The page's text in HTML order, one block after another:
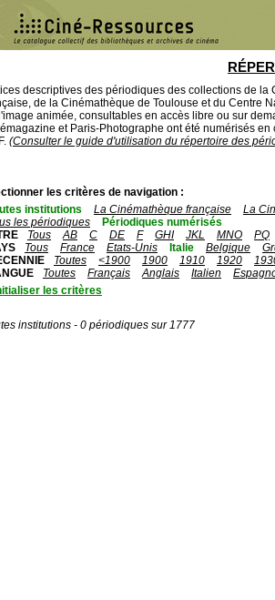
descriptives des périodiques des collections de la
de la Cinémathèque de Toulouse et du Centre
animée, consultables en accès libre ou sur
et Paris-Photographe ont été numérisés en
(Consulter le guide d'utilisation du répertoire des
les critères de navigation :
institutions
La Cinémathèque française La
les périodiques
Périodiques numérisés
Tous AB C DE F GHI JKL MNO PQ
Tous France Etats-Unis Italie Belgique
Toutes <1900 1900 1910 1920
Toutes Français Anglais Italien
les critères
institutions - 0 périodiques sur 1777